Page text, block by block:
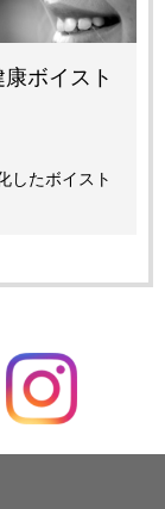
ボイスト
したボイスト